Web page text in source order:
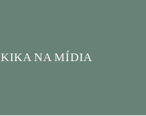
KIKA NA MÍDIA